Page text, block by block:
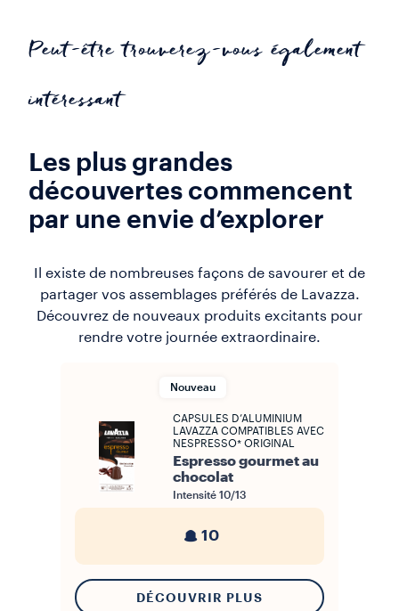
Peut-être trouverez-vous également
intéressant
Les plus grandes
découvertes commencent
par une envie d’explorer
Il existe de nombreuses façons de savourer et de
partager vos assemblages préférés de Lavazza.
Découvrez de nouveaux produits excitants pour
rendre votre journée extraordinaire.
Nouveau
CAPSULES D’ALUMINIUM
LAVAZZA COMPATIBLES AVEC
NESPRESSO* ORIGINAL
Espresso gourmet au
chocolat
Intensité 10/13
10
DÉCOUVRIR PLUS